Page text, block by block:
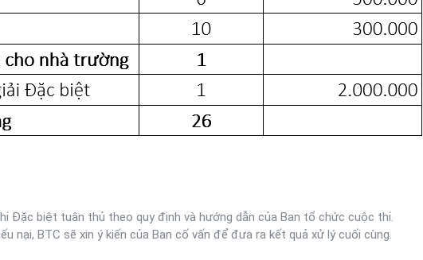
Đặc biệt tuân thủ theo quy định và hướng dẫn của Ban tổ chức cuộc thi.
nại, BTC sẽ xin ý kiến của Ban cố vấn để đưa ra kết quả xử lý cuối cùng.